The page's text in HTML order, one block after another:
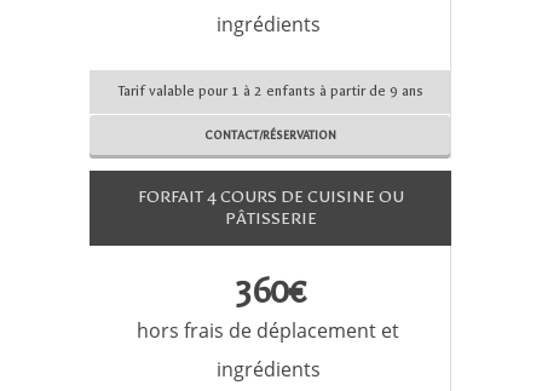
ingrédients
Tarif valable pour 1 à 2 enfants à partir de 9 ans
CONTACT/RÉSERVATION
FORFAIT 4 COURS DE CUISINE OU
PÂTISSERIE
360€
hors frais de déplacement et
ingrédients